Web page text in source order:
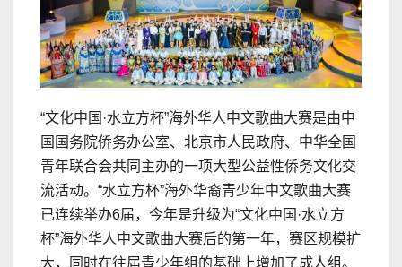
“文化中国·水立方杯”海外华人中文歌曲大赛是由中
国国务院侨务办公室、北京市人民政府、中华全国
青年联合会共同主办的一项大型公益性侨务文化交
流活动。“水立方杯”海外华裔青少年中文歌曲大赛
已连续举办6届，今年是升级为“文化中国·水立方
杯”海外华人中文歌曲大赛后的第一年，赛区规模扩
大，同时在往届青少年组的基础上增加了成人组。